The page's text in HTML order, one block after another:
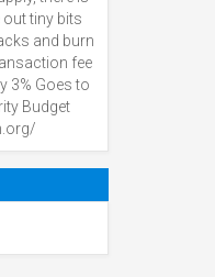
tiny bits
and burn
fee
3% Goes to
Budget